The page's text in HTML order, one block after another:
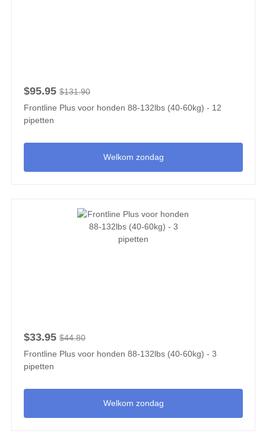
$95.95 $131.90
Frontline Plus voor honden 88-132lbs (40-60kg) - 12
pipetten
Welkom zondag
$33.95 $44.80
Frontline Plus voor honden 88-132lbs (40-60kg) - 3
pipetten
Welkom zondag